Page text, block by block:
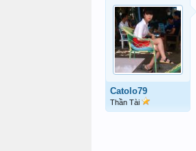
Catolo79
Thần Tài